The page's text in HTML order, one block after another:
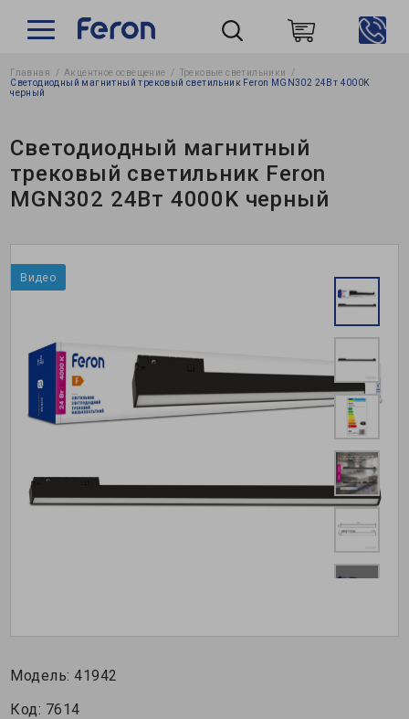
Пошук
Главная Акцентное освещение
Трековые светильники
Светодиодный магнитный трековый светильник Feron MGN302 24Вт 4000K
черный
Светодиодный магнитный
трековый светильник Feron
MGN302 24Вт 4000K черный
Видео
Модель:41942
Код: 7614